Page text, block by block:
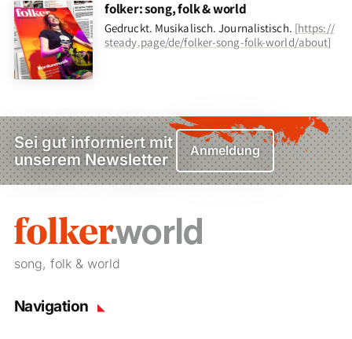
folker: song, folk & world
Gedruckt. Musikalisch. Journalistisch. [https://
steady.page/de/folker-song-folk-world/about]
Sei gut informiert mit
unserem Newsletter
Anmeldung
song, folk & world
Navigation